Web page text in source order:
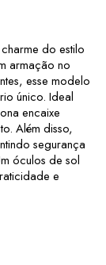
do estilo
armação no
esse modelo
único. Ideal
encaixe
Além disso,
segurança
óculos de sol
e